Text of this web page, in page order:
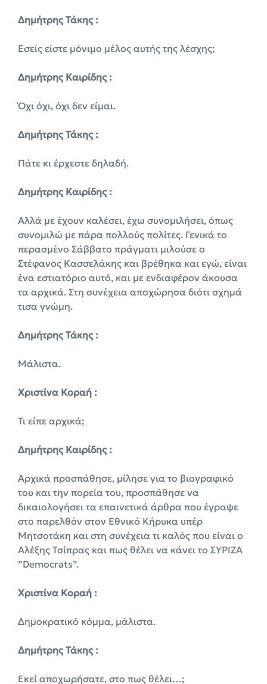
Δημήτρης Τάκης :
Εσείς είστε μόνιμο μέλος αυτής της λέσχης;
Δημήτρης Καιρίδης :
Όχι όχι, όχι δεν είμαι.
Δημήτρης Τάκης :
Πάτε κι έρχεστε δηλαδή.
Δημήτρης Καιρίδης :
Αλλά με έχουν καλέσει, έχω συνομιλήσει, όπως
συνομιλώ με πάρα πολλούς πολίτες. Γενικά το
περασμένο Σάββατο πράγματι μιλούσε ο
Στέφανος Κασσελάκης και βρέθηκα και εγώ, είναι
ένα εστιατόριο αυτό, και με ενδιαφέρον άκουσα
τα αρχικά. Στη συνέχεια αποχώρησα διότι σχημά
τισα γνώμη.
Δημήτρης Τάκης :
Μάλιστα.
Χριστίνα Κοραή :
Τι είπε αρχικά;
Δημήτρης Καιρίδης :
Αρχικά προσπάθησε, μίλησε για το βιογραφικό
του και την πορεία του, προσπάθησε να
δικαιολογήσει τα επαινετικά άρθρα που έγραψε
στο παρελθόν στον Εθνικό Κήρυκα υπέρ
Μητσοτάκη και στη συνέχεια τι καλός που είναι ο
Αλέξης Τσίπρας και πως θέλει να κάνει το ΣΥΡΙΖΑ
”Democrats”.
Χριστίνα Κοραή :
Δημοκρατικό κόμμα, μάλιστα.
Δημήτρης Τάκης :
Εκεί αποχωρήσατε, στο πως θέλει…;